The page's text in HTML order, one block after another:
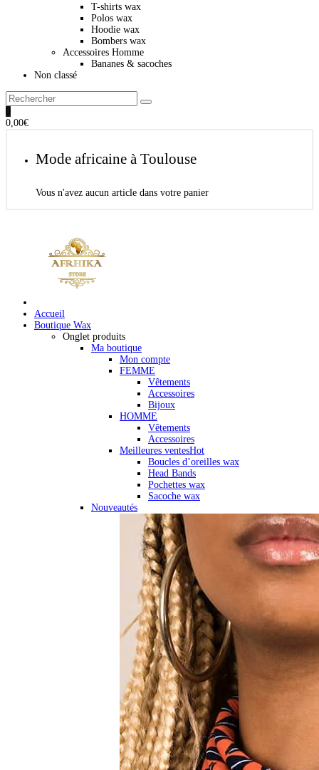
T-shirts wax
Polos wax
Hoodie wax
Bombers wax
Accessoires Homme
Bananes & sacoches
Non classé
0
0,00€
Mode africaine à Toulouse
Vous n'avez aucun article dans votre panier
Accueil
Boutique Wax
Onglet produits
Ma boutique
Mon compte
FEMME
Vêtements
Accessoires
Bijoux
HOMME
Vêtements
Accessoires
Meilleures ventesHot
Boucles d’oreilles wax
Head Bands
Pochettes wax
Sacoche wax
Nouveautés